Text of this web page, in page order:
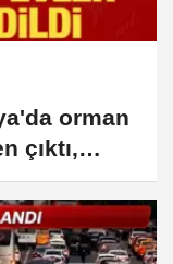
orman
çıktı,